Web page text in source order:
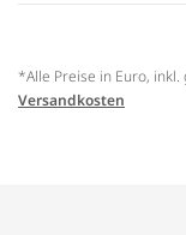
*Alle Preise in Euro,
Versandkosten